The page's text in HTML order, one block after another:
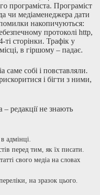
програміста. Програміст
чи медіаменеджера дати
накопичуються:
протоколі http,
сторінки. Трафік у
в гіршому – падає.
саме собі і повставляли.
і бігти з ними,
редакції не знають
адмінці.
перед тим, як їх писати.
свого медіа на словах
на зразок цього.